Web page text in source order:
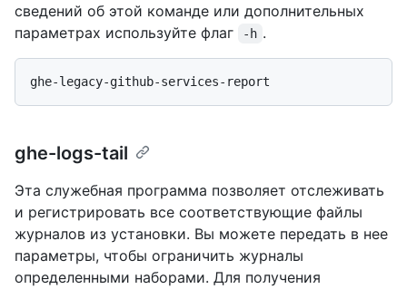
сведений об этой команде или дополнительных
параметрах используйте флаг
-h .
ghe-logs-tail
Эта служебная программа позволяет отслеживать
и регистрировать все соответствующие файлы
журналов из установки. Вы можете передать в нее
параметры, чтобы ограничить журналы
определенными наборами. Для получения